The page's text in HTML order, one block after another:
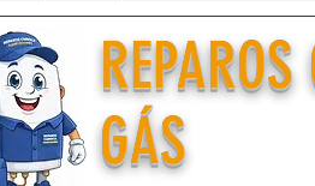
GÁS